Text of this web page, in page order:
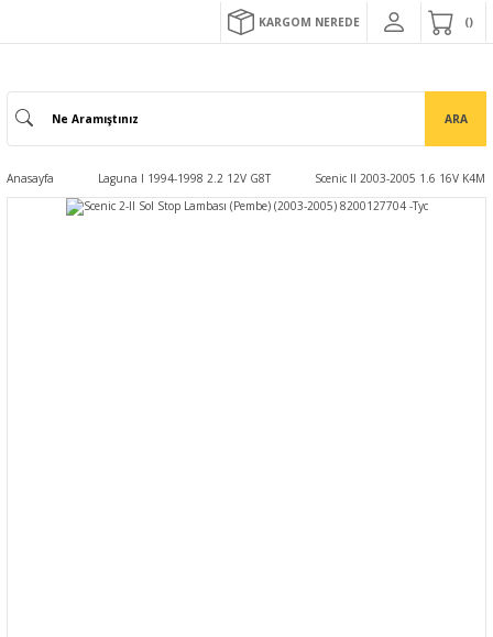
KARGOM NEREDE
ARA
Anasayfa Laguna I 1994-1998 2.2 12V G8T Scenic II 2003-2005 1.6 16V K4M